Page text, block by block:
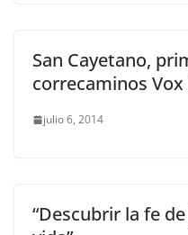
San Cayetano,
correcaminos Vox
julio 6, 2014
“Descubrir la fe